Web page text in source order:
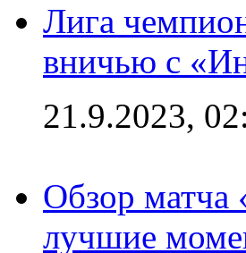
Лига
вничью с
21.9.2023,
Обзор матча
лучшие